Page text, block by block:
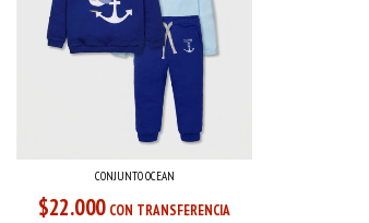
CONJUNTO OCEAN
$22.000 CON TRANSFERENCIA